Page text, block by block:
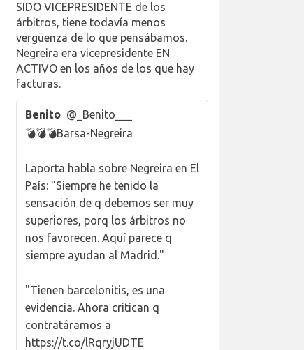
SIDO VICEPRESIDENTE de los
árbitros, tiene todavía menos
vergüenza de lo que pensábamos.
Negreira era vicepresidente EN
ACTIVO en los años de los que hay
facturas.
Benito @_Benito___
💣💣💣Barsa-Negreira
Laporta habla sobre Negreira en El
País: "Siempre he tenido la
sensación de q debemos ser muy
superiores, porq los árbitros no
nos favorecen. Aquí parece q
siempre ayudan al Madrid."
"Tienen barcelonitis, es una
evidencia. Ahora critican q
contratáramos a
https://t.co/lRqryjUDTE